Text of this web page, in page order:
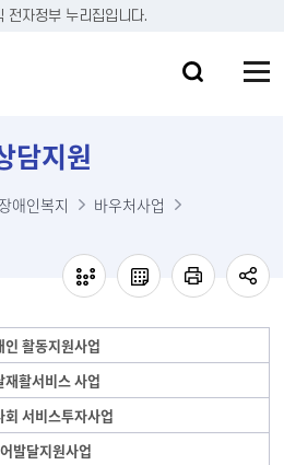
문 바로가기
전자정부 누리집입니다.
담지원
장애인복지
바우처사업
인 활동지원사업
재활서비스 사업
회 서비스투자사업
발달지원사업